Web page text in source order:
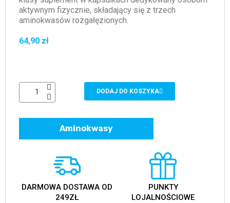
aktywnym fizycznie, składający się z trzech
aminokwasów rozgałęzionych.
64,90 zł
DODAJ DO KOSZYKA
Aminokwasy
DARMOWA DOSTAWA OD
249ZŁ
PUNKTY
LOJALNOŚCIOWE